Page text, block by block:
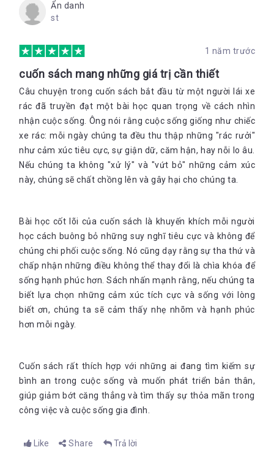
Ẩn danh
st
1 năm trước
cuốn sách mang những giá trị cần thiết
Câu chuyện trong cuốn sách bắt đầu từ một người lái xe
rác đã truyền đạt một bài học quan trọng về cách nhìn
nhận cuộc sống. Ông nói rằng cuộc sống giống như chiếc
xe rác: mỗi ngày chúng ta đều thu thập những "rác rưởi"
như cảm xúc tiêu cực, sự giận dữ, căm hận, hay nỗi lo âu.
Nếu chúng ta không "xử lý" và "vứt bỏ" những cảm xúc
này, chúng sẽ chất chồng lên và gây hại cho chúng ta.
Bài học cốt lõi của cuốn sách là khuyến khích mỗi người
học cách buông bỏ những suy nghĩ tiêu cực và không để
chúng chi phối cuộc sống. Nó cũng dạy rằng sự tha thứ và
chấp nhận những điều không thể thay đổi là chìa khóa để
sống hạnh phúc hơn. Sách nhấn mạnh rằng, nếu chúng ta
biết lựa chọn những cảm xúc tích cực và sống với lòng
biết ơn, chúng ta sẽ cảm thấy nhẹ nhõm và hạnh phúc
hơn mỗi ngày.
Cuốn sách rất thích hợp với những ai đang tìm kiếm sự
bình an trong cuộc sống và muốn phát triển bản thân,
giúp giảm bớt căng thẳng và tìm thấy sự thỏa mãn trong
công việc và cuộc sống gia đình.
Like Share Trả lời